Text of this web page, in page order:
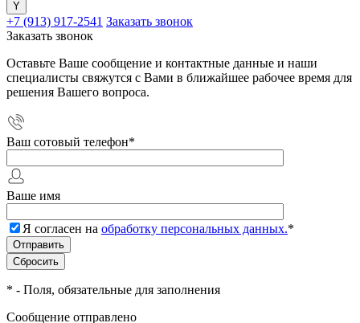
+7 (913) 917-2541 Заказать звонок
Заказать звонок
Оставьте Ваше сообщение и контактные данные и наши
специалисты свяжутся с Вами в ближайшее рабочее время для
решения Вашего вопроса.
Ваш сотовый телефон*
Ваше имя
Я согласен на обработку персональных данных.*
* - Поля, обязательные для заполнения
Сообщение отправлено